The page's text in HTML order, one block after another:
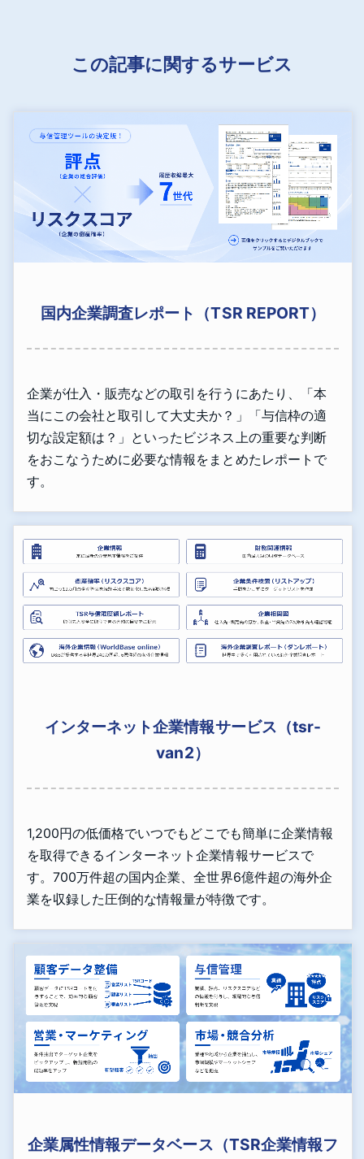
この記事に関するサービス
国内企業調査レポート（TSR REPORT）
企業が仕入・販売などの取引を行うにあたり、「本
当にこの会社と取引して大丈夫か？」「与信枠の適
切な設定額は？」といったビジネス上の重要な判断
をおこなうために必要な情報をまとめたレポートで
す。
インターネット企業情報サービス（tsr-
van2）
1,200円の低価格でいつでもどこでも簡単に企業情報
を取得できるインターネット企業情報サービスで
す。700万件超の国内企業、全世界6億件超の海外企
業を収録した圧倒的な情報量が特徴です。
企業属性情報データベース（TSR企業情報フ